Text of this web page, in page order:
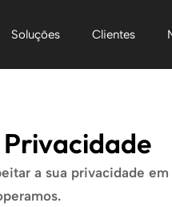
Soluções Clientes
a sua privacidade